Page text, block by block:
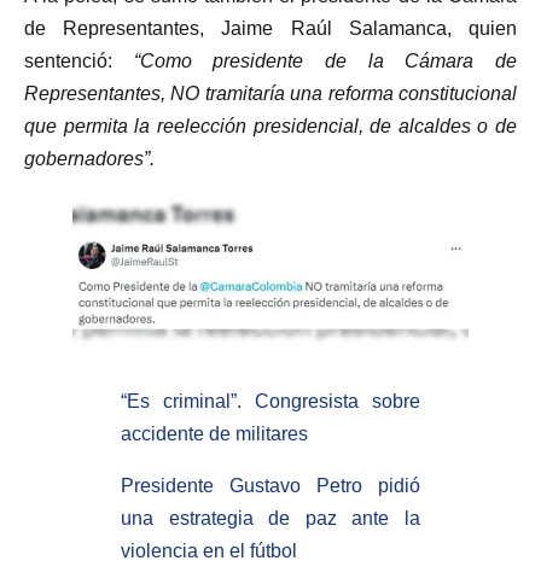
de Representantes, Jaime Raúl Salamanca, quien
sentenció: “Como presidente de la Cámara de
Representantes, NO tramitaría una reforma constitucional
que permita la reelección presidencial, de alcaldes o de
gobernadores”.
“Es criminal”. Congresista sobre
accidente de militares
Presidente Gustavo Petro pidió
una estrategia de paz ante la
violencia en el fútbol